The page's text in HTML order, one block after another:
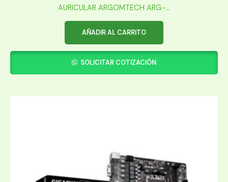
AURICULAR ARGOMTECH ARG-...
AÑADIR AL CARRITO
SOLICITAR COTIZACIÓN